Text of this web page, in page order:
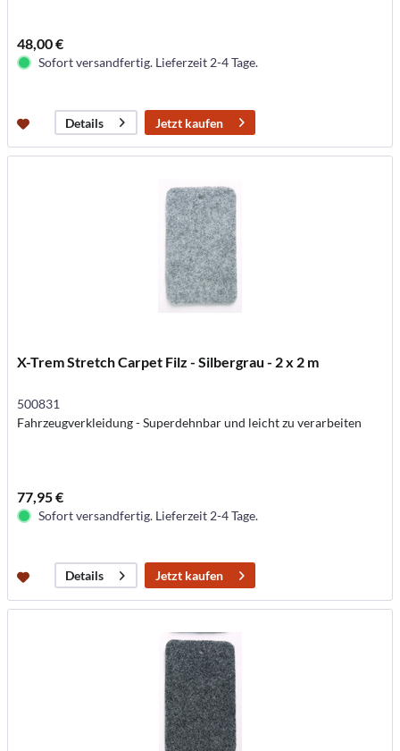
48,00 €
Sofort versandfertig. Lieferzeit 2-4 Tage.
Details Jetzt kaufen
X-Trem Stretch Carpet Filz - Silbergrau - 2 x 2 m
500831
Fahrzeugverkleidung - Superdehnbar und leicht zu verarbeiten
77,95 €
Sofort versandfertig. Lieferzeit 2-4 Tage.
Details Jetzt kaufen